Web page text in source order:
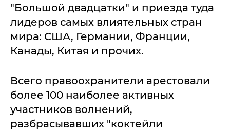
"Большой двадцатки" и приезда туда
лидеров самых влиятельных стран
мира: США, Германии, Франции,
Канады, Китая и прочих.
Всего правоохранители арестовали
более 100 наиболее активных
участников волнений,
разбрасывавших "коктейли